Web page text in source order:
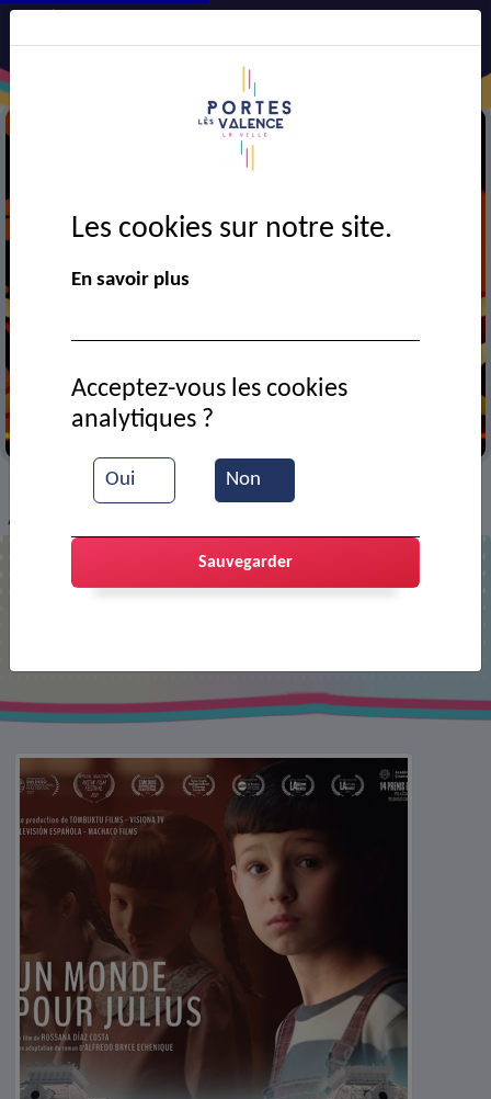
VIE MUNICIPALE > Ressources documentaires
Affiche : Un monde pour Julius (V.O.)
Les cookies sur notre site.
En savoir plus
Oui Non
Acceptez-vous les cookies
analytiques ?
Sauvegarder